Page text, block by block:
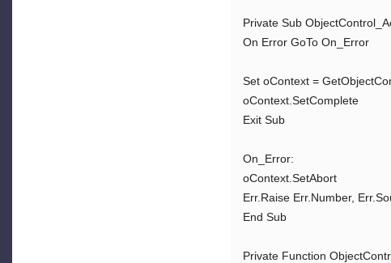
Private Sub
On Error GoTo On_Error
Set oContext =
oContext.SetComplete
Exit Sub
On_Error:
oContext.SetAbort
Err.Raise Err.Number,
End Sub
Private Function